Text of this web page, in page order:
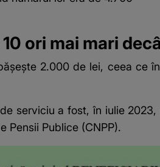
ori mai mari
2.000 de lei, ceea ce
serviciu a fost, în iulie
Pensii Publice (CNPP).